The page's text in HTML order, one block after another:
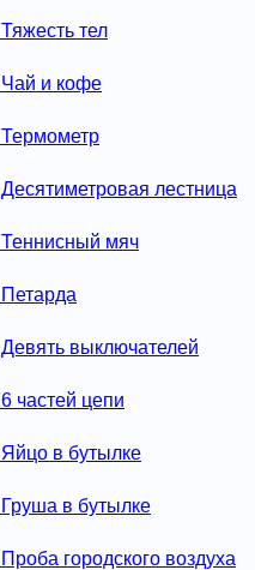
Тяжесть тел
Чай и кофе
Термометр
Десятиметровая лестница
Теннисный мяч
Петарда
Девять выключателей
6 частей цепи
Яйцо в бутылке
Груша в бутылке
Проба городского воздуха